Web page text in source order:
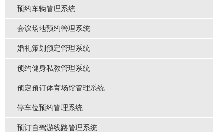
预约车辆管理系统
会议场地预约管理系统
婚礼策划预定管理系统
预约健身私教管理系统
预定预订体育场馆管理系统
停车位预约管理系统
预订自驾游线路管理系统